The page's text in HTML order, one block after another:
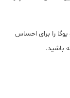
را برای احساس
باشید.